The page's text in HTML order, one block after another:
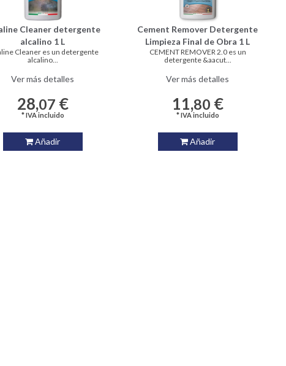
Cleaner detergente
alcalino 1 L
Cleaner es un detergente
alcalino...
Ver más detalles
28,07 €
* IVA incluido
Añadir
Cement Remover Detergente
Limpieza Final de Obra 1 L
CEMENT REMOVER 2.0 es un
detergente &aacut...
Ver más detalles
11,80 €
* IVA incluido
Añadir